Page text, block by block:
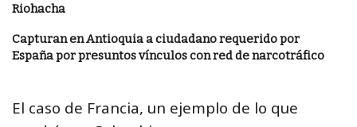
Riohacha
Capturan en Antioquia a ciudadano requerido por
España por presuntos vínculos con red de narcotráfico
El caso de Francia, un ejemplo de lo que